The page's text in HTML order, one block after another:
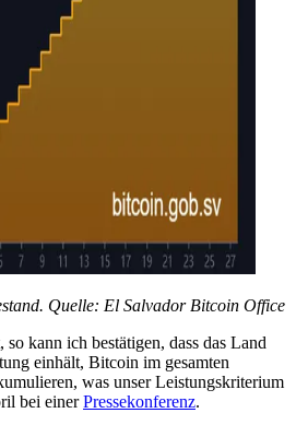
Quelle: El Salvador Bitcoin Office
kann ich bestätigen, dass das Land
einhält, Bitcoin im gesamten
was unser Leistungskriterium
bei einerPressekonferenz.